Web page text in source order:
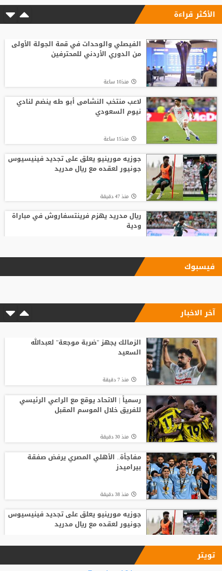
الأكثر قراءة
الفيصلي والوحدات في قمة الجولة الأولى
من الدوري الأردني للمحترفين
منذ10 ساعة
لاعب منتخب النشامى أبو طه ينضم لنادي
نيوم السعودي
منذ15 ساعة
جوزيه مورينيو يعلق على تجديد فينيسيوس
جونيور لعقده مع ريال مدريد
منذ 47 دقيقة
ريال مدريد يهزم فرينتسفاروش في مباراة
ودية
ليفربول يحسم صفقة أراخو لاعب برشلونة
مأساة وفاة لاعب شاب
باريس سان جيرمان يتوصل إلى اتفاق مع
فيران توريس
لوكا زيدان يودع غرناطة ويوقع لناد إسباني
جديد
فيسبوك
آخر الاخبار
الزمالك يجهز "ضربة موجعة" لعبدالله
السعيد
منذ 7 دقيقة
رسمياً | الاتحاد يوقع مع الراعي الرئيسي
للفريق خلال الموسم المقبل
منذ 30 دقيقة
مفاجأة.. الأهلي المصري يرفض صفقة
بيراميدز
منذ 38 دقيقة
جوزيه مورينيو يعلق على تجديد فينيسيوس
جونيور لعقده مع ريال مدريد
تويتر